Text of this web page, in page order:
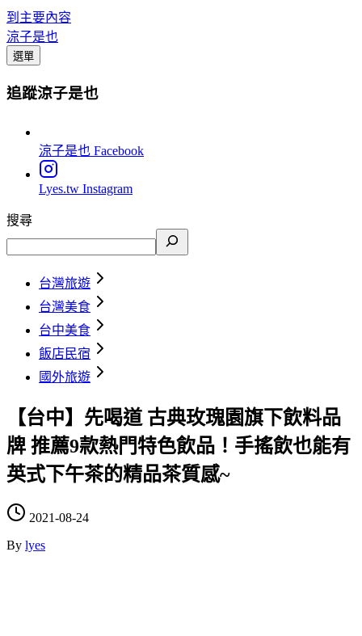
到主要內容
涼子是也
選單
追蹤涼子是也
涼子是也 Facebook
Lyes.tw Instagram
搜尋
台灣旅遊
台灣美食
台中美食
飯店民宿
國外旅遊
【台中】先喝道 古典玫瑰園旗下飲料品
牌 推薦9款熱門特色飲品！手搖飲也能有
英式下午茶的精品茶質感~
2021-08-24
By lyes